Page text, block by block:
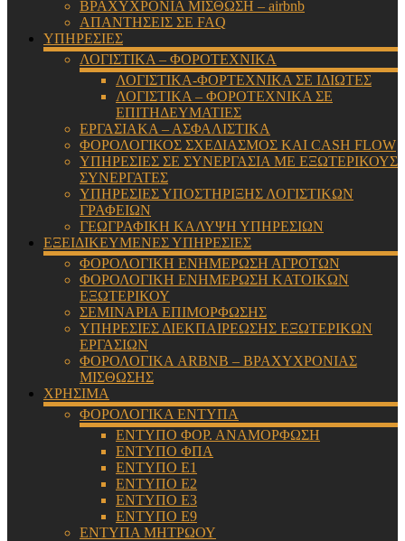
ΒΡΑΧΥΧΡΟΝΙΑ ΜΙΣΘΩΣΗ – airbnb
ΑΠΑΝΤΗΣΕΙΣ ΣΕ FAQ
ΥΠΗΡΕΣΙΕΣ
ΛΟΓΙΣΤΙΚΑ – ΦΟΡΟΤΕΧΝΙΚΑ
ΛΟΓΙΣΤΙΚΑ-ΦΟΡΤΕΧΝΙΚΑ ΣΕ ΙΔΙΩΤΕΣ
ΛΟΓΙΣΤΙΚΑ – ΦΟΡΟΤΕΧΝΙΚΑ ΣΕ
ΕΠΙΤΗΔΕΥΜΑΤΙΕΣ
ΕΡΓΑΣΙΑΚΑ – ΑΣΦΑΛΙΣΤΙΚΑ
ΦΟΡΟΛΟΓΙΚΟΣ ΣΧΕΔΙΑΣΜΟΣ ΚΑΙ CASH FLOW
ΥΠΗΡΕΣΙΕΣ ΣΕ ΣΥΝΕΡΓΑΣΙΑ ΜΕ ΕΞΩΤΕΡΙΚΟΥΣ
ΣΥΝΕΡΓΑΤΕΣ
ΥΠΗΡΕΣΙΕΣ ΥΠΟΣΤΗΡΙΞΗΣ ΛΟΓΙΣΤΙΚΩΝ
ΓΡΑΦΕΙΩΝ
ΓΕΩΓΡΑΦΙΚΗ ΚΑΛΥΨΗ ΥΠΗΡΕΣΙΩΝ
ΕΞΕΙΔΙΚΕΥΜΕΝΕΣ ΥΠΗΡΕΣΙΕΣ
ΦΟΡΟΛΟΓΙΚΗ ΕΝΗΜΕΡΩΣΗ ΑΓΡΟΤΩΝ
ΦΟΡΟΛΟΓΙΚΗ ΕΝΗΜΕΡΩΣΗ ΚΑΤΟΙΚΩΝ
ΕΞΩΤΕΡΙΚΟΥ
ΣΕΜΙΝΑΡΙΑ ΕΠΙΜΟΡΦΩΣΗΣ
ΥΠΗΡΕΣΙΕΣ ΔΙΕΚΠΑΙΡΕΩΣΗΣ ΕΞΩΤΕΡΙΚΩΝ
ΕΡΓΑΣΙΩΝ
ΦΟΡΟΛΟΓΙΚΑ ARBNB – ΒΡΑΧΥΧΡΟΝΙΑΣ
ΜΙΣΘΩΣΗΣ
ΧΡΗΣΙΜΑ
ΦΟΡΟΛΟΓΙΚΑ ΕΝΤΥΠΑ
ΕΝΤΥΠΟ ΦΟΡ. ΑΝΑΜΟΡΦΩΣΗ
ΕΝΤΥΠΟ ΦΠΑ
ΕΝΤΥΠΟ Ε1
ΕΝΤΥΠΟ Ε2
ΕΝΤΥΠΟ Ε3
ΕΝΤΥΠΟ Ε9
ΕΝΤΥΠΑ ΜΗΤΡΩΟΥ